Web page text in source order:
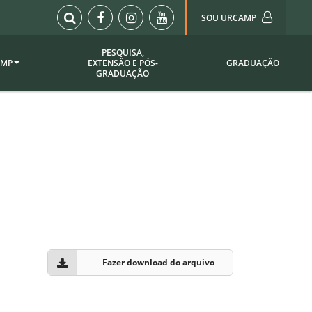
SOU URCAMP
Sou Urcamp (Portal)
Biblioteca
SOU I
Webdiário
de
/
Institucional
PESQUISA,
EXTENSÃO E PÓS-
GRADUAÇÃO
GRADUAÇÃO
Fazer download do arquivo